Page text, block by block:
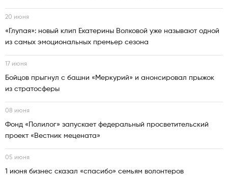
20 июня
«Глупая»: новый клип Екатерины Волковой уже называют одной
из самых эмоциональных премьер сезона
17 июня
Бойцов прыгнул с башни «Меркурий» и анонсировал прыжок
из стратосферы
08 июня
Фонд «Полилог» запускает федеральный просветительский
проект «Вестник мецената»
05 июня
1 июня бизнес сказал «спасибо» семьям волонтеров